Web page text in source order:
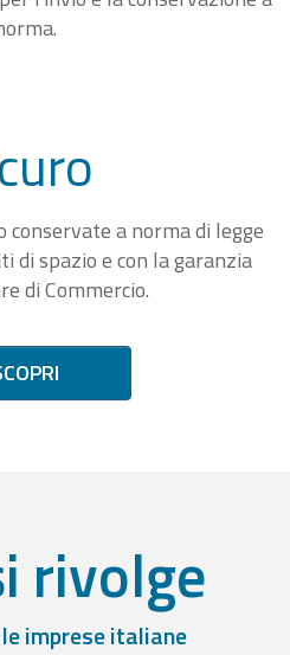
a norma di legge
di spazio e con la garanzia
di Commercio.
rivolge
imprese italiane